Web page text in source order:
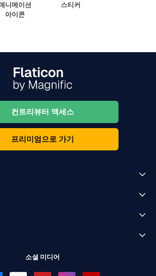
니메이션
아이콘
스티커
컨트리뷰터 액세스
프리미엄으로 가기
소셜 미디어